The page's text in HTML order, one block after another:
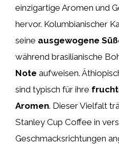
einzigartige Aromen und
hervor. Kolumbianischer
seine ausgewogene
während brasilianische
Note aufweisen.
sind typisch für ihre
Aromen. Dieser Vielfalt
Stanley Cup Coffee in
Geschmacksrichtungen